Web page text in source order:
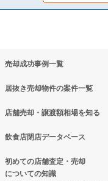
売却成功事例一覧
居抜き売却物件の案件一覧
店舗売却・譲渡額相場を知る
飲食店閉店データベース
初めての店舗査定・売却
についての知識